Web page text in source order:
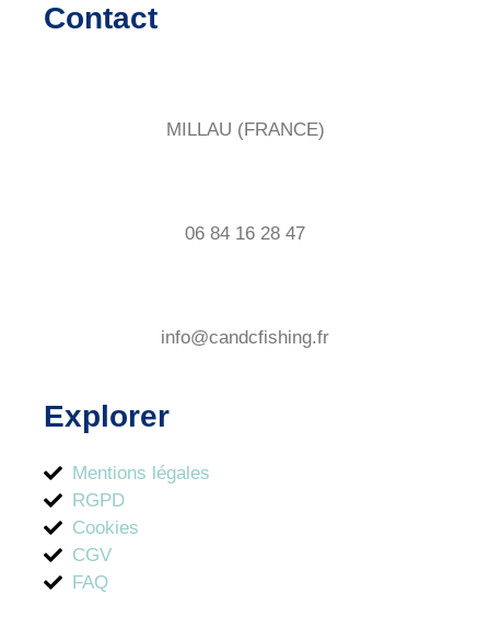
Contact
MILLAU (FRANCE)
06 84 16 28 47
info@candcfishing.fr
Explorer
Mentions légales
RGPD
Cookies
CGV
FAQ